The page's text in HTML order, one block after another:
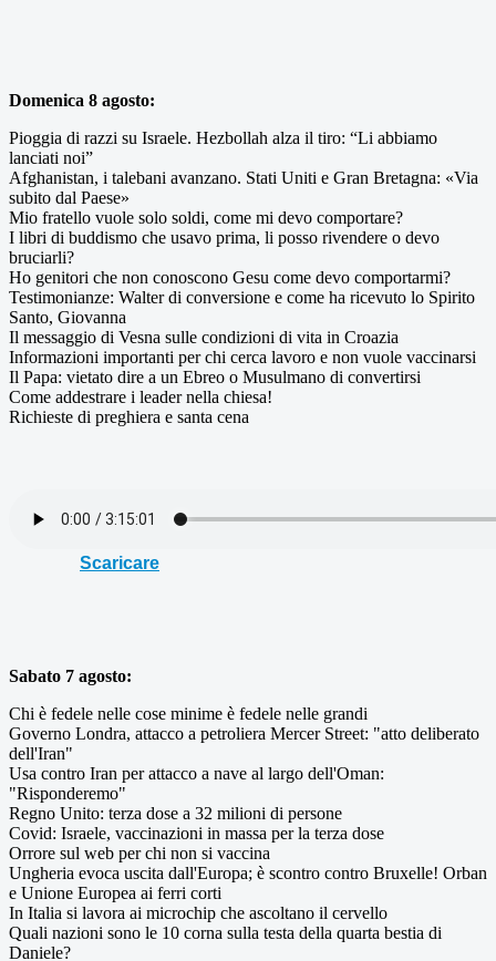
Domenica 8 agosto:
Pioggia di razzi su Israele. Hezbollah alza il tiro: “Li abbiamo
lanciati noi”
Afghanistan, i talebani avanzano. Stati Uniti e Gran Bretagna: «Via
subito dal Paese»
Mio fratello vuole solo soldi, come mi devo comportare?
I libri di buddismo che usavo prima, li posso rivendere o devo
bruciarli?
Ho genitori che non conoscono Gesu come devo comportarmi?
Testimonianze: Walter di conversione e come ha ricevuto lo Spirito
Santo, Giovanna
Il messaggio di Vesna sulle condizioni di vita in Croazia
Informazioni importanti per chi cerca lavoro e non vuole vaccinarsi
Il Papa: vietato dire a un Ebreo o Musulmano di convertirsi
Come addestrare i leader nella chiesa!
Richieste di preghiera e santa cena
Scaricare
Sabato 7 agosto:
Chi è fedele nelle cose minime è fedele nelle grandi
Governo Londra, attacco a petroliera Mercer Street: "atto deliberato
dell'Iran"
Usa contro Iran per attacco a nave al largo dell'Oman:
"Risponderemo"
Regno Unito: terza dose a 32 milioni di persone
Covid: Israele, vaccinazioni in massa per la terza dose
Orrore sul web per chi non si vaccina
Ungheria evoca uscita dall'Europa; è scontro contro Bruxelle! Orban
e Unione Europea ai ferri corti
In Italia si lavora ai microchip che ascoltano il cervello
Quali nazioni sono le 10 corna sulla testa della quarta bestia di
Daniele?